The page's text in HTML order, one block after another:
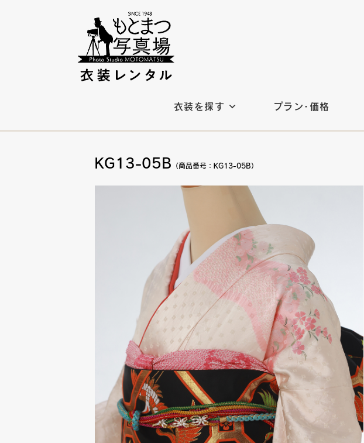
衣装を探す プラン・価格
KG13-05B （商品番号：KG13-05B）